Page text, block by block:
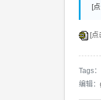
[
[
Tags：
编辑：